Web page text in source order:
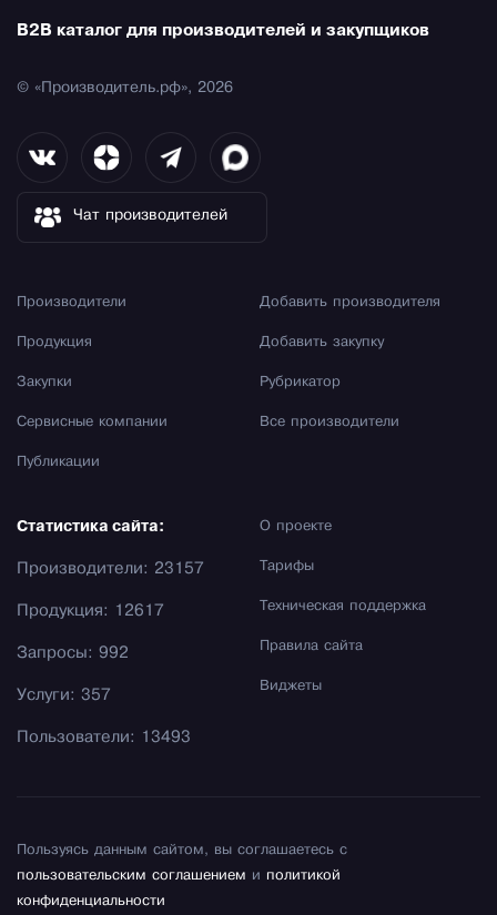
B2B каталог для производителей и закупщиков
© «Производитель.рф», 2026
Чат производителей
Производители
Продукция
Закупки
Сервисные компании
Публикации
Добавить производителя
Добавить закупку
Рубрикатор
Все производители
О проекте
Тарифы
Техническая поддержка
Правила сайта
Виджеты
Статистика сайта:
Производители: 23157
Продукция: 12617
Запросы: 992
Услуги: 357
Пользователи: 13493
Пользуясь данным сайтом, вы соглашаетесь с
пользовательским соглашением и политикой
конфиденциальности